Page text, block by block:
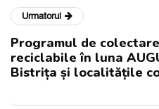
Urmatorul
Programul de
reciclabile în luna
Bistrița și localitățile